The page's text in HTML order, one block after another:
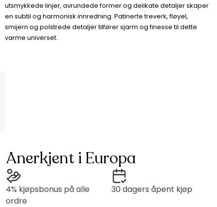
utsmykkede linjer, avrundede former og delikate detaljer skaper
en subtil og harmonisk innredning. Patinerte treverk, fløyel,
smijern og polstrede detaljer tilfører sjarm og finesse til dette
varme universet.
Anerkjent i Europa
4% kjøpsbonus på alle
ordre
30 dagers åpent kjøp